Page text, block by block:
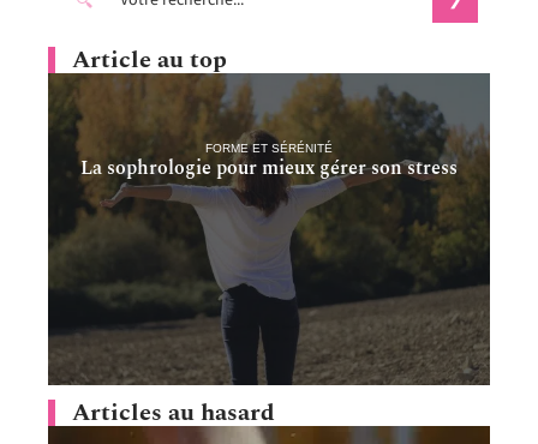
Article au top
FORME ET SÉRÉNITÉ
La sophrologie pour mieux gérer son stress
Articles au hasard